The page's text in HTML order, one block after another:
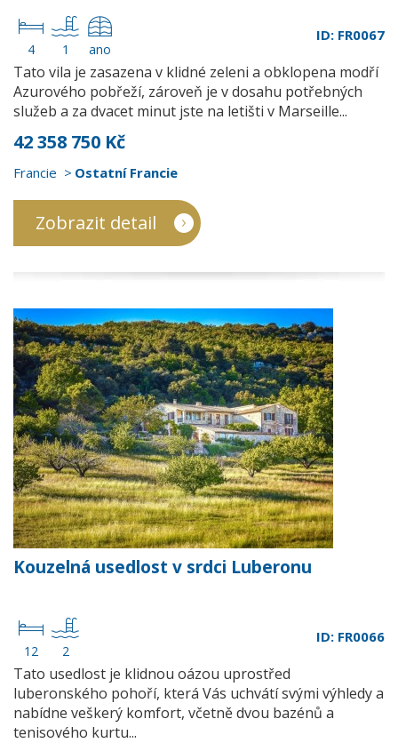
4 1 ano
ID: FR0067
Tato vila je zasazena v klidné zeleni a obklopena modří
Azurového pobřeží, zároveň je v dosahu potřebných
služeb a za dvacet minut jste na letišti v Marseille...
42 358 750 Kč
Francie Ostatní Francie
Zobrazit detail
Kouzelná usedlost v srdci Luberonu
12 2
ID: FR0066
Tato usedlost je klidnou oázou uprostřed
luberonského pohoří, která Vás uchvátí svými výhledy a
nabídne veškerý komfort, včetně dvou bazénů a
tenisového kurtu...